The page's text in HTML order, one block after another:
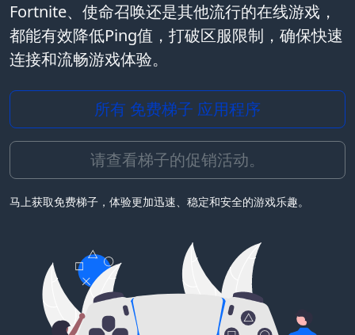
Fortnite、使命召唤还是其他流行的在线游戏，
都能有效降低Ping值，打破区服限制，确保快速
连接和流畅游戏体验。
所有 免费梯子 应用程序
请查看梯子的促销活动。
马上获取免费梯子，体验更加迅速、稳定和安全的游戏乐趣。